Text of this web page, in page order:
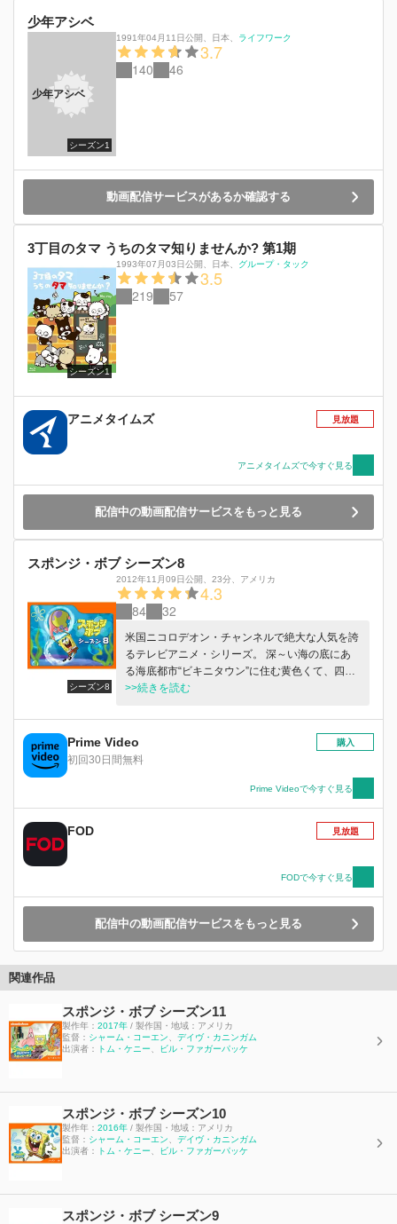
少年アシベ
シーズン1
少年アシベ
1991年04月11日公開 日本 ライフワーク
3.7
140 46
動画配信サービスがあるか確認する
3丁目のタマ うちのタマ知りませんか? 第1期
シーズン1
1993年07月03日公開 日本 グループ・タック
3.5
219 57
アニメタイムズ 見放題
アニメタイムズで今すぐ見る
配信中の動画配信サービスをもっと見る
スポンジ・ボブ シーズン8
シーズン8
2012年11月09日公開 23分 アメリカ
4.3
84 32
米国ニコロデオン・チャンネルで絶大な人気を誇
るテレビアニメ・シリーズ。 深～い海の底にあ
る海底都市“ビキニタウン”に住む黄色くて、四角
い海綿くん「スポンジ・ボブ」は、パイナップル
ます。バーガーショップ「カニカーニ」でのバイ
トが大好きで、相棒のヒトデのパトリックや、リ
スのサンディといつも楽しく遊んでいます。とっ
な姿にだれしも元気づけられること間違いなし！
>>続きを読む
Prime Video
初回30日間無料
購入
Prime Videoで今すぐ見る
FOD 見放題
FODで今すぐ見る
配信中の動画配信サービスをもっと見る
関連作品
スポンジ・ボブ シーズン11
製作年： 2017年 / 製作国・地域：アメリカ
監督： シャーム・コーエン
デイヴ・カニンガム
出演者：
トム・ケニー ビル・ファガーパッケ
スポンジ・ボブ シーズン10
製作年： 2016年 / 製作国・地域：アメリカ
監督： シャーム・コーエン
デイヴ・カニンガム
出演者：
トム・ケニー ビル・ファガーパッケ
スポンジ・ボブ シーズン9